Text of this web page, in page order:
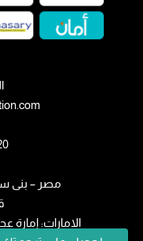
مصر – بنى
الامارات: إمارة